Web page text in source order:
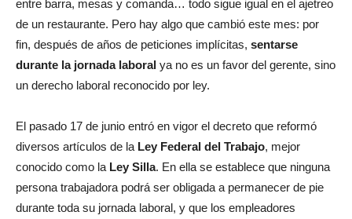
entre barra, mesas y comanda… todo sigue igual en el ajetreo
de un restaurante. Pero hay algo que cambió este mes: por
fin, después de años de peticiones implícitas, sentarse
durante la jornada laboral ya no es un favor del gerente, sino
un derecho laboral reconocido por ley.
El pasado 17 de junio entró en vigor el decreto que reformó
diversos artículos de la Ley Federal del Trabajo, mejor
conocido como la Ley Silla. En ella se establece que ninguna
persona trabajadora podrá ser obligada a permanecer de pie
durante toda su jornada laboral, y que los empleadores